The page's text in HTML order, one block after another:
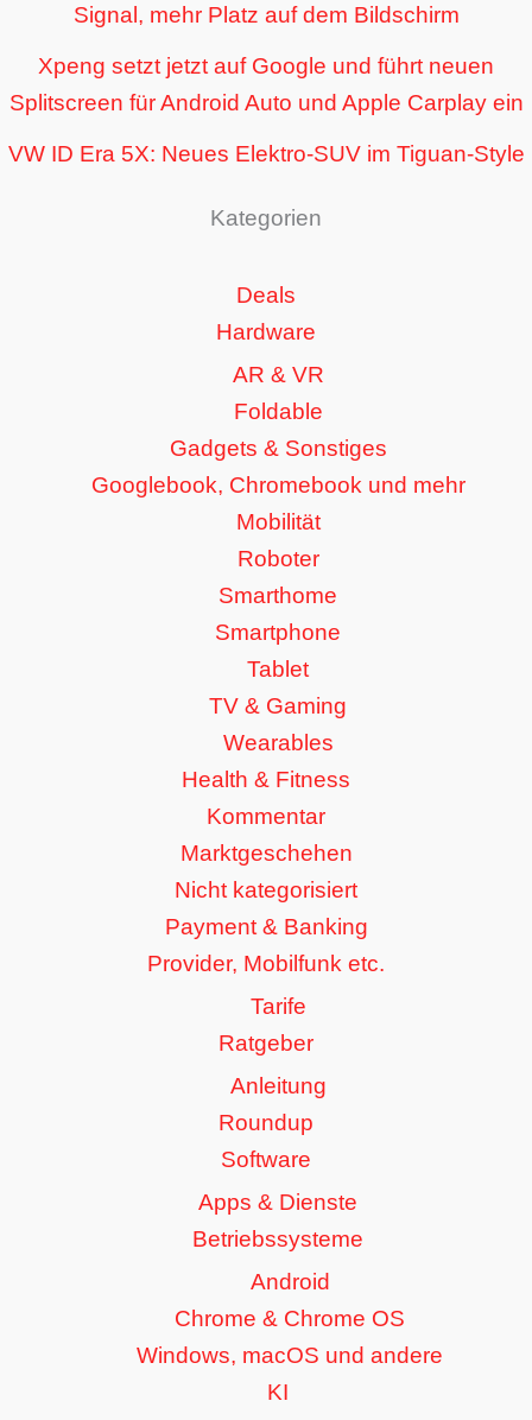
Signal, mehr Platz auf dem Bildschirm
Xpeng setzt jetzt auf Google und führt neuen
Splitscreen für Android Auto und Apple Carplay ein
VW ID Era 5X: Neues Elektro-SUV im Tiguan-Style
Kategorien
Deals
Hardware
AR & VR
Foldable
Gadgets & Sonstiges
Googlebook, Chromebook und mehr
Mobilität
Roboter
Smarthome
Smartphone
Tablet
TV & Gaming
Wearables
Health & Fitness
Kommentar
Marktgeschehen
Nicht kategorisiert
Payment & Banking
Provider, Mobilfunk etc.
Tarife
Ratgeber
Anleitung
Roundup
Software
Apps & Dienste
Betriebssysteme
Android
Chrome & Chrome OS
Windows, macOS und andere
KI